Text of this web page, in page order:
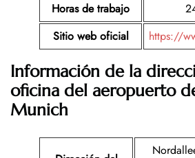
Horas de trabajo
Sitio web oficial
https://
Información de la
oficina del aeropuerto
Munich